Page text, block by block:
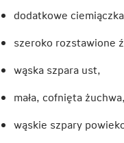
dodatkowe
szeroko rozstawione
wąska szpara ust,
mała, cofnięta żuchwa,
wąskie szpary